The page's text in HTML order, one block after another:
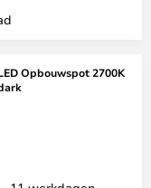
Opbouwspot 2700K